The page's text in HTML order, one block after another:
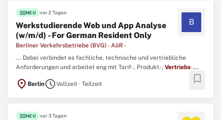
fiber_newNEU vor 2 Tagen
Werkstudierende Web und App Analyse
(w/m/d) - For German Resident Only
Berliner Verkehrsbetriebe (BVG) - AöR -
B
... Dabei verbindet es fachliche, technische und vertriebliche
Anforderungen und arbeitet eng mit Tarif-, Produkt-, Vertriebs-,
prüfst und sicherst du die Qualität DSGVO-konformer Tracking-
location_on BerlinscheduleVollzeit · Teilzeit bookmark
fiber_newNEU vor 3 Tagen